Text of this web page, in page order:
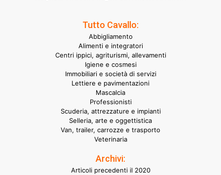
Tutto Cavallo:
Abbigliamento
Alimenti e integratori
Centri ippici, agriturismi, allevamenti
Igiene e cosmesi
Immobiliari e società di servizi
Lettiere e pavimentazioni
Mascalcia
Professionisti
Scuderia, attrezzature e impianti
Selleria, arte e oggettistica
Van, trailer, carrozze e trasporto
Veterinaria
Archivi:
Articoli precedenti il 2020